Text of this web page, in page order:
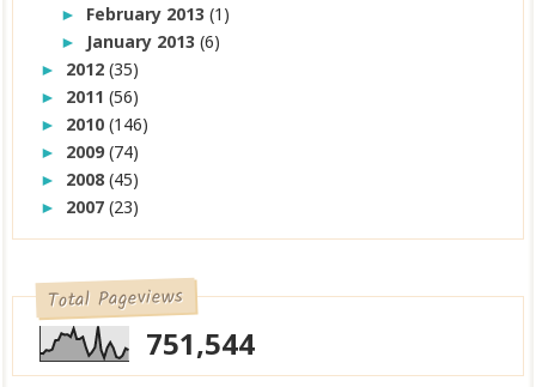
► February 2013(1)
► January 2013(6)
► 2012(35)
► 2011(56)
► 2010(146)
► 2009(74)
► 2008(45)
► 2007(23)
Total Pageviews
751,544